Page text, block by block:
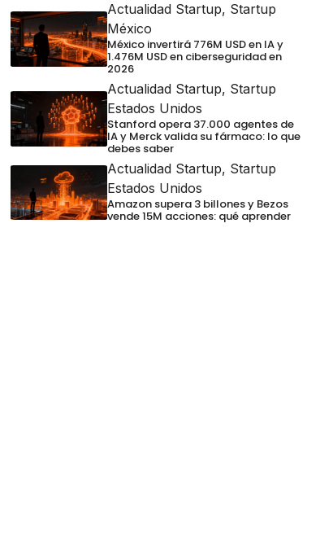
Actualidad Startup, Startup
México
México invertirá 776M USD en IA y
1.476M USD en ciberseguridad en
2026
Actualidad Startup, Startup
Estados Unidos
Stanford opera 37.000 agentes de
IA y Merck valida su fármaco: lo que
debes saber
Actualidad Startup, Startup
Estados Unidos
Amazon supera 3 billones y Bezos
vende 15M acciones: qué aprender